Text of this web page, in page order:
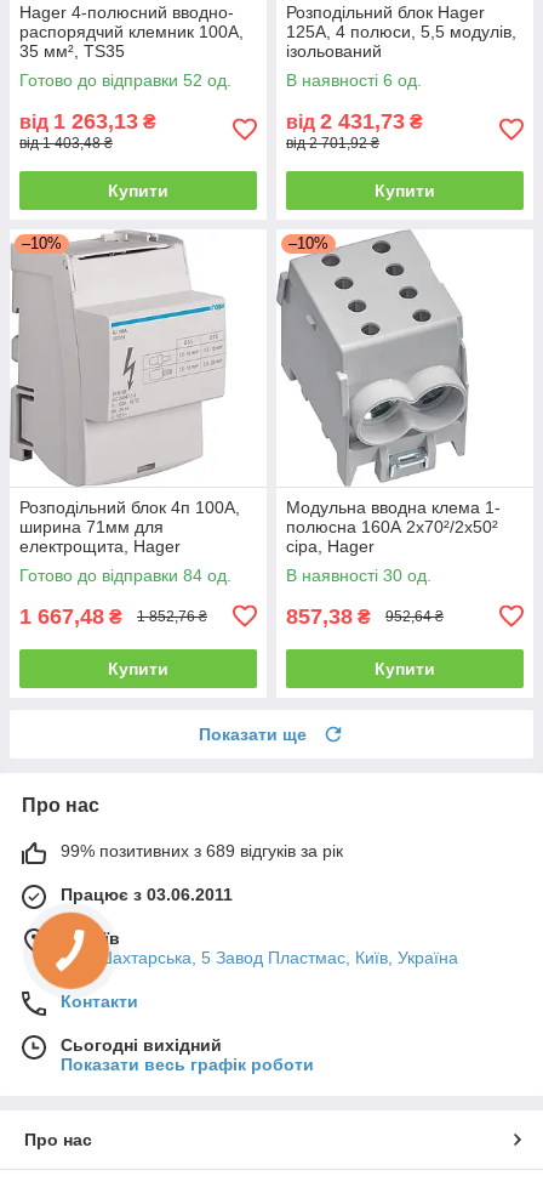
Hager 4-полюсний вводно-
распорядчий клемник 100А,
35 мм², TS35
Готово до відправки 52 од.
від 1 263,13 ₴
від 1 403,48 ₴
Купити
Розподільний блок Hager
125A, 4 полюси, 5,5 модулів,
ізольований
В наявності 6 од.
від 2 431,73 ₴
від 2 701,92 ₴
Купити
–10%
Розподільний блок 4п 100A,
ширина 71мм для
електрощита, Hager
Готово до відправки 84 од.
1 667,48 ₴ 1 852,76 ₴
Купити
–10%
Модульна вводна клема 1-
полюсна 160А 2x70²/2x50²
сіра, Hager
В наявності 30 од.
857,38 ₴ 952,64 ₴
Купити
Показати ще
Про нас
99% позитивних з 689 відгуків за рік
Працює з 03.06.2011
м. Київ
вул. Шахтарська, 5 Завод Пластмас, Київ, Україна
Контакти
Сьогодні вихідний
Показати весь графік роботи
Про нас